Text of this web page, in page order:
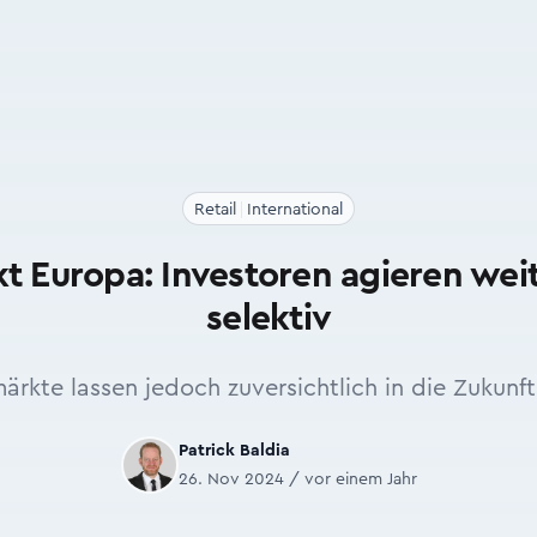
Retail International
Europa: Investoren agieren
selektiv
lassen jedoch zuversichtlich in die
Patrick Baldia
26. Nov 2024 / vor einem Jahr